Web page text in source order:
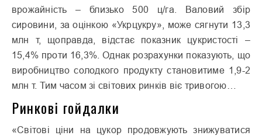
врожайність – близько 500 ц/га. Валовий збір
сировини, за оцінкою «Укрцукру», може сягнути 13,3
млн т, щоправда, відстає показник цукристості –
15,4% проти 16,3%. Однак розрахунки показують, що
виробництво солодкого продукту становитиме 1,9-2
млн т. Тим часом зі світових ринків віє тривогою…
Ринкові гойдалки
«Світові ціни на цукор продовжують знижуватися